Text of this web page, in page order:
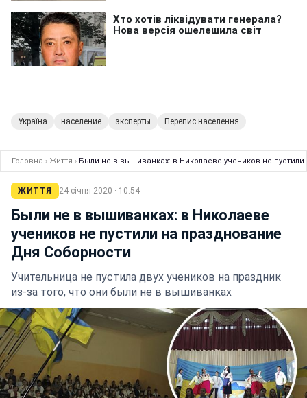
Україна население эксперты Перепис населення
Головна › Життя › Были не в вышиванках: в Николаеве учеников не
ЖИТТЯ 24 січня 2020 · 10:54
Были не в вышиванках: в Николаеве
учеников не пустили на празднование
Дня Соборности
Учительница не пустила двух учеников на праздник
из-за того, что они были не в вышиванках